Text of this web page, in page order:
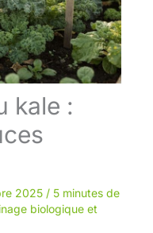
kale :
2025 / 5 minutes de
biologique et